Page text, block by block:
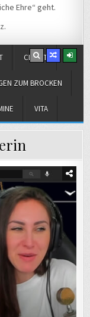
Ehre“ geht.
.
CHRIST
ZUM BROCKEN
VITA